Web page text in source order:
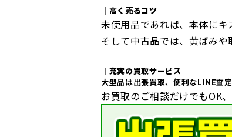
┃高く売るコツ
未使用品であれば、本体にキ
そして中古品では、黄ばみや
┃充実の買取サービス
大型品は出張買取、便利なLINE査定
お買取のご相談だけでもOK